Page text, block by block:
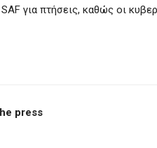
για πτήσεις, καθώς οι
press